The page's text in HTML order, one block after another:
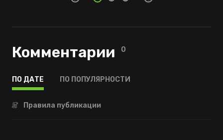
Комментарии 0
ПО ДАТЕ ПО ПОПУЛЯРНОСТИ
Правила публикации